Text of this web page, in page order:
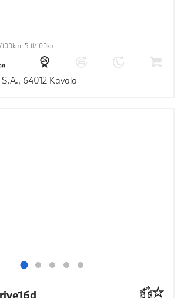
5.1l/100km
64012 Kavala